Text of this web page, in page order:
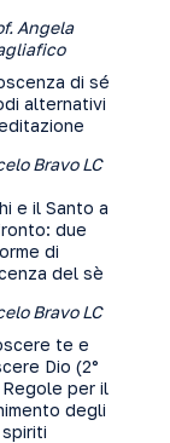
Angela
di sé
alternativi
Bravo LC
e il Santo a
due
di
del sè
Bravo LC
te e
Dio (2°
per il
degli
spiriti